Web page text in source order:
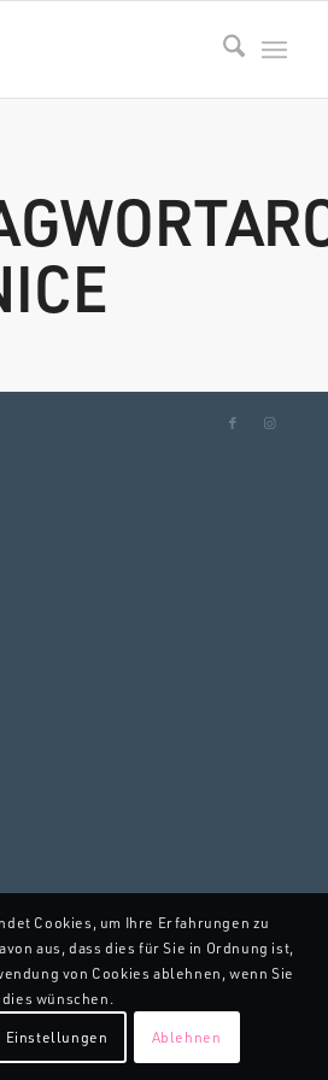
Cookies, um Ihre Erfahrungen zu
aus, dass dies für Sie in Ordnung ist,
von Cookies ablehnen, wenn Sie
dies wünschen.
Einstellungen Ablehnen